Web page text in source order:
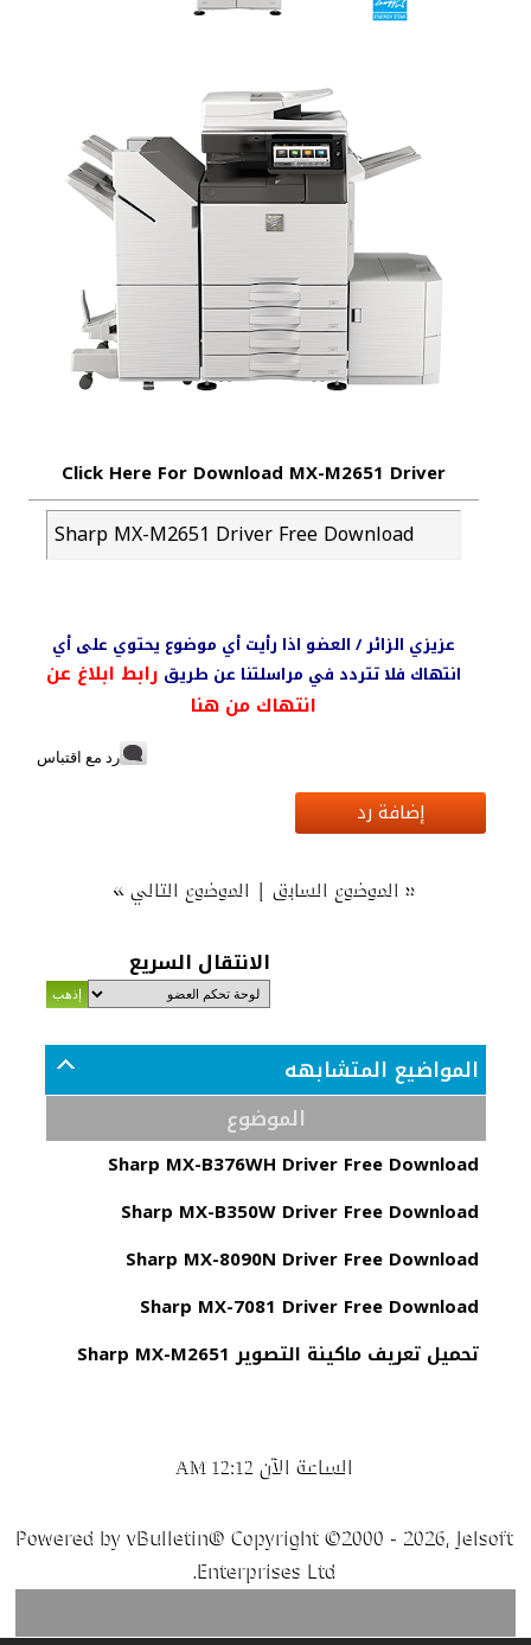
Click Here For Download MX-M2651 Driver
Sharp MX-M2651 Driver Free Download
عزيزي الزائر / العضو اذا رأيت أي موضوع يحتوي على أي
انتهاك فلا تتردد في مراسلتنا عن طريق رابط ابلاغ عن
انتهاك من هنا
رد مع اقتباس
إضافة رد
« الموضوع السابق| الموضوع التالي»
الانتقال السريع
المواضيع المتشابهه
الموضوع
Sharp MX-B376WH Driver Free Download
Sharp MX-B350W Driver Free Download
Sharp MX-8090N Driver Free Download
Sharp MX-7081 Driver Free Download
تحميل تعريف ماكينة التصوير Sharp MX-M2651
الساعة الآن 12:12 AM
Powered by vBulletin® Copyright ©2000 - 2026, Jelsoft
Enterprises Ltd.